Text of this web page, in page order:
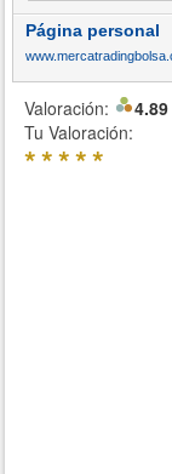
Página personal
Valoración:
4.89
Tu Valoración:
*****